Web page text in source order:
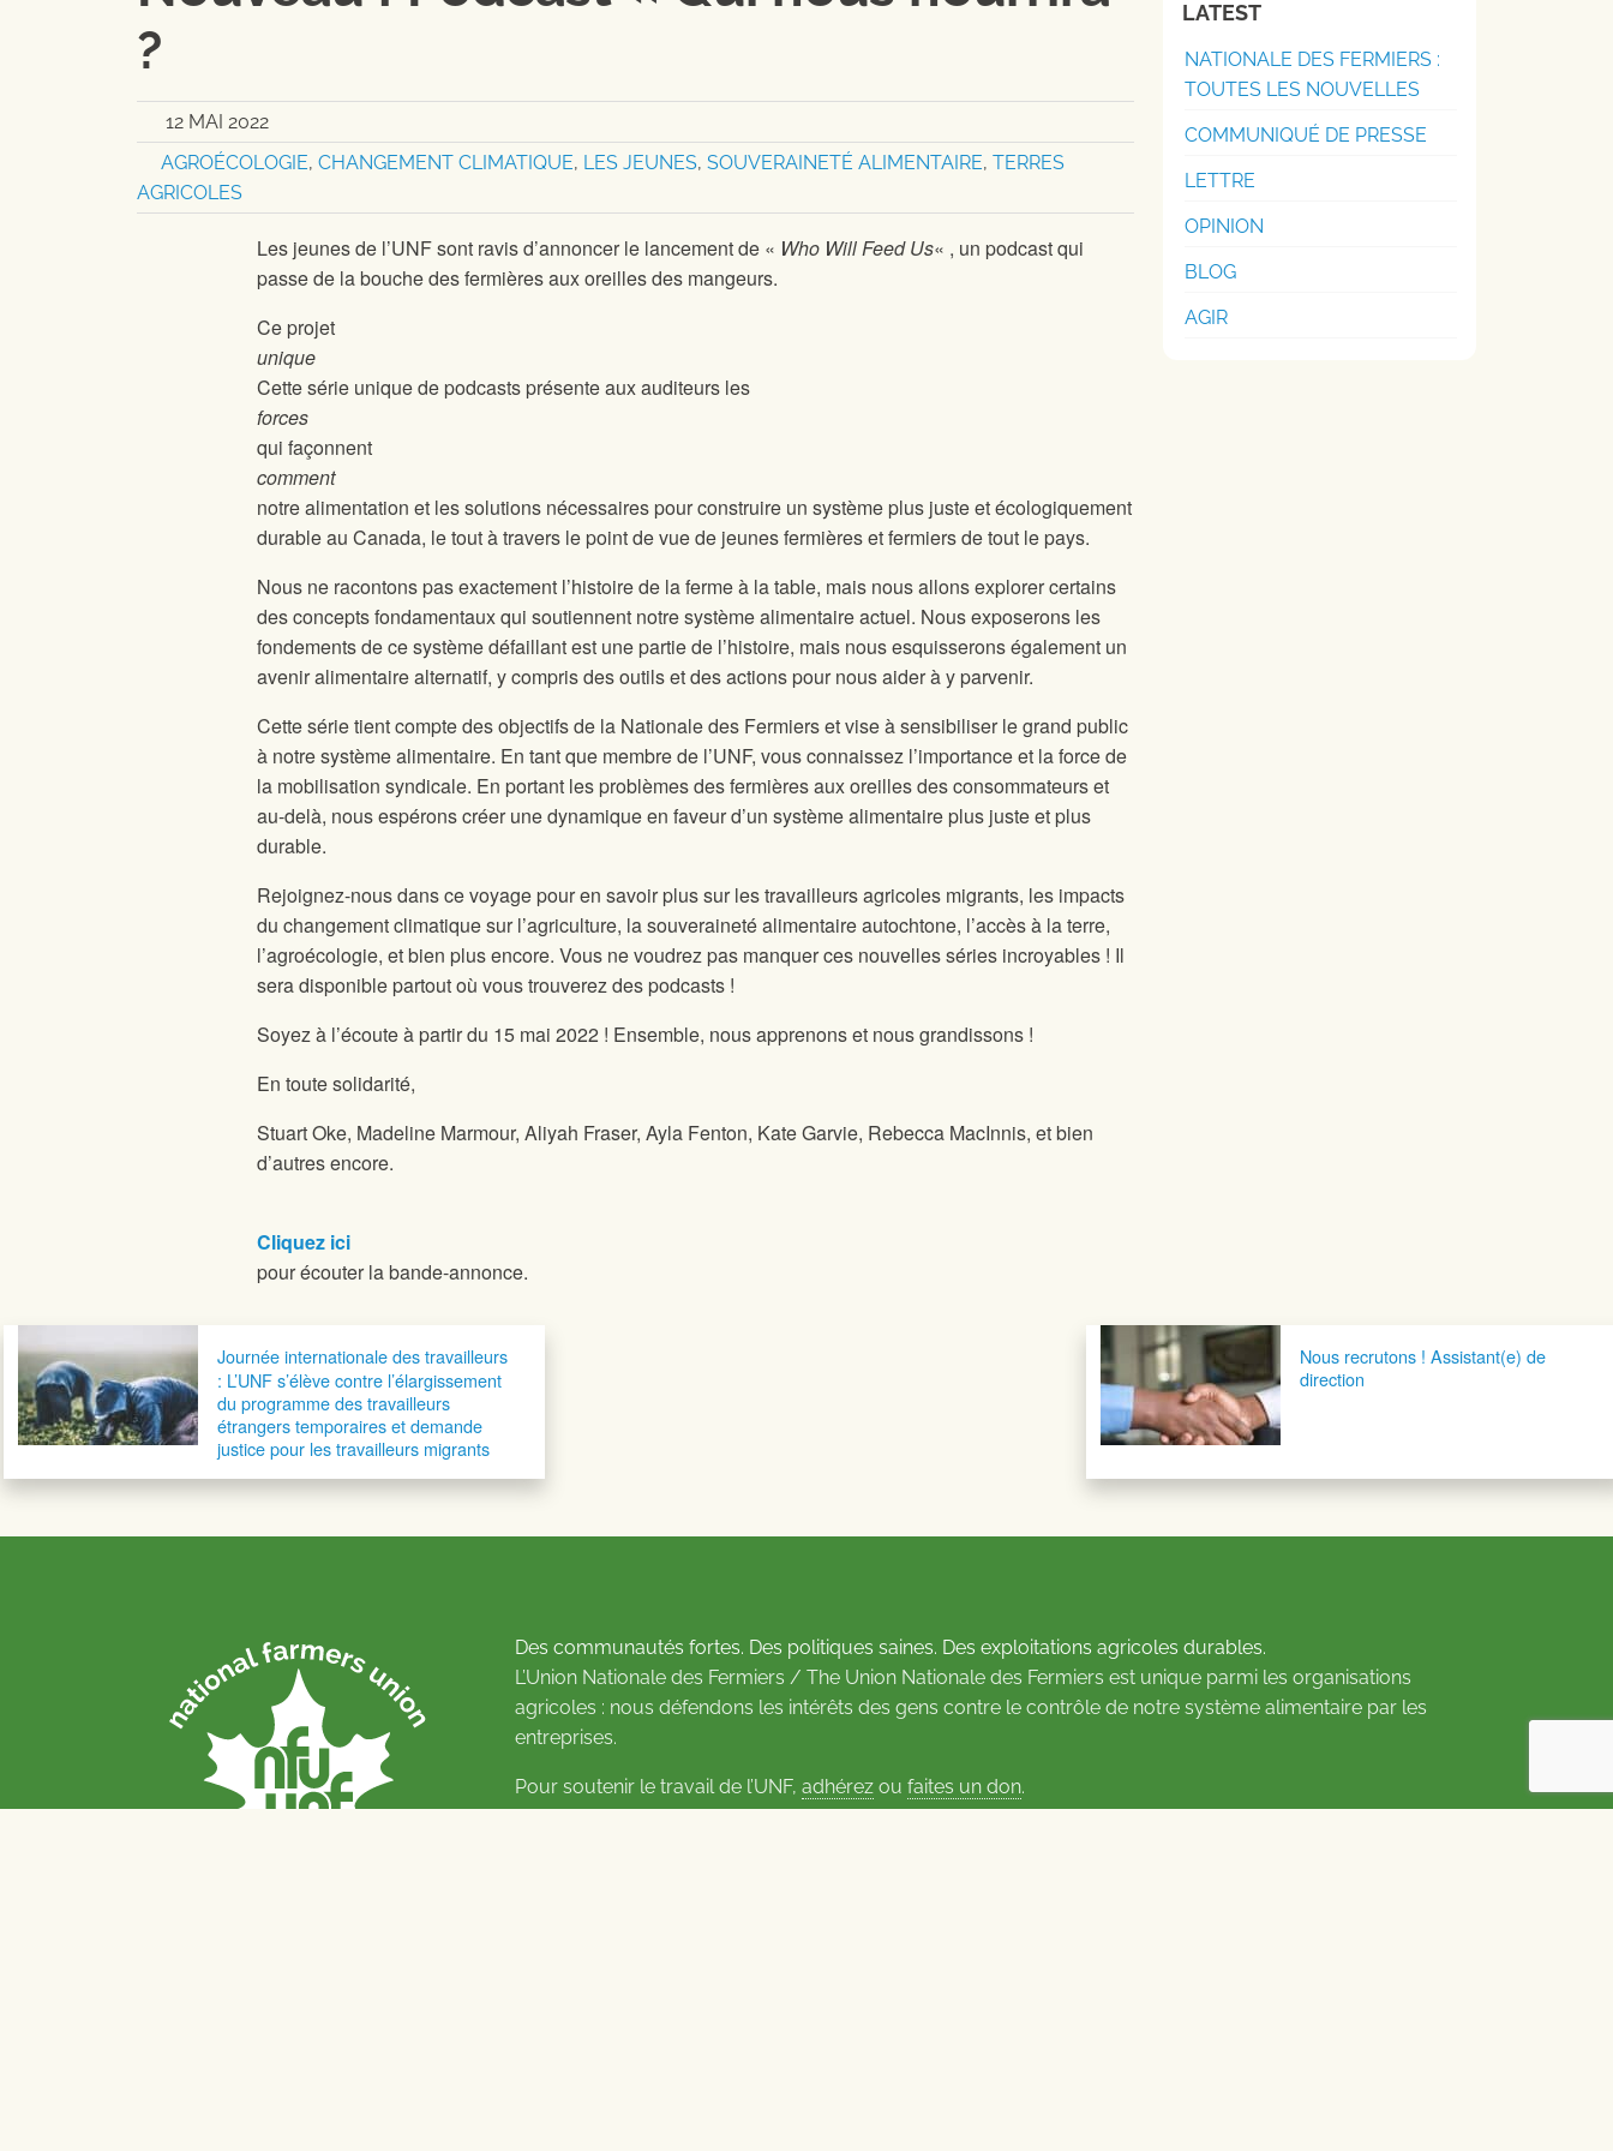
?
12 MAI 2022
AGROÉCOLOGIE, CHANGEMENT CLIMATIQUE, LES JEUNES, SOUVERAINETÉ ALIMENTAIRE, TERRES
AGRICOLES
Les jeunes de l’UNF sont ravis d’annoncer le lancement de « Who Will Feed Us« , un podcast qui
passe de la bouche des fermières aux oreilles des mangeurs.
Ce projet
unique
Cette série unique de podcasts présente aux auditeurs les
forces
qui façonnent
comment
notre alimentation et les solutions nécessaires pour construire un système plus juste et écologiquement
durable au Canada, le tout à travers le point de vue de jeunes fermières et fermiers de tout le pays.
Nous ne racontons pas exactement l’histoire de la ferme à la table, mais nous allons explorer certains
des concepts fondamentaux qui soutiennent notre système alimentaire actuel. Nous exposerons les
fondements de ce système défaillant est une partie de l’histoire, mais nous esquisserons également un
avenir alimentaire alternatif, y compris des outils et des actions pour nous aider à y parvenir.
Cette série tient compte des objectifs de la Nationale des Fermiers et vise à sensibiliser le grand public
à notre système alimentaire. En tant que membre de l’UNF, vous connaissez l’importance et la force de
la mobilisation syndicale. En portant les problèmes des fermières aux oreilles des consommateurs et
au-delà, nous espérons créer une dynamique en faveur d’un système alimentaire plus juste et plus
durable.
Rejoignez-nous dans ce voyage pour en savoir plus sur les travailleurs agricoles migrants, les impacts
du changement climatique sur l’agriculture, la souveraineté alimentaire autochtone, l’accès à la terre,
l’agroécologie, et bien plus encore. Vous ne voudrez pas manquer ces nouvelles séries incroyables ! Il
sera disponible partout où vous trouverez des podcasts !
Soyez à l’écoute à partir du 15 mai 2022 ! Ensemble, nous apprenons et nous grandissons !
En toute solidarité,
Stuart Oke, Madeline Marmour, Aliyah Fraser, Ayla Fenton, Kate Garvie, Rebecca MacInnis, et bien
d’autres encore.
Cliquez ici
pour écouter la bande-annonce.
LATEST
NATIONALE DES FERMIERS :
TOUTES LES NOUVELLES
COMMUNIQUÉ DE PRESSE
LETTRE
OPINION
BLOG
AGIR
Navigation postaleJournée internationale des travailleurs
: L’UNF s’élève contre l’élargissement
du programme des travailleurs
étrangers temporaires et demande
justice pour les travailleurs migrants
Nous recrutons ! Assistant(e) de
direction
Des communautés fortes. Des politiques saines. Des exploitations agricoles durables.
L’Union Nationale des Fermiers / The Union Nationale des Fermiers est unique parmi les organisations
agricoles : nous défendons les intérêts des gens contre le contrôle de notre système alimentaire par les
entreprises.
Pour soutenir le travail de l’UNF, adhérez ou faites un don.